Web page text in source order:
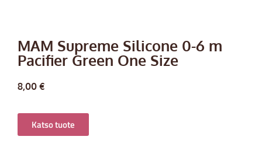
MAM Supreme Silicone 0-6 m
Pacifier Green One Size
8,00 €
Katso tuote